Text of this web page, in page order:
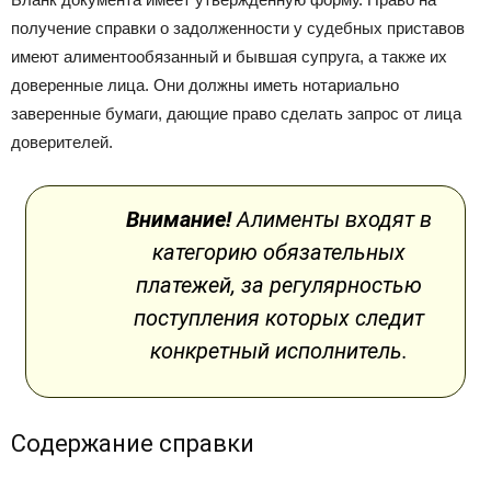
получение справки о задолженности у судебных приставов
имеют алиментообязанный и бывшая супруга, а также их
доверенные лица. Они должны иметь нотариально
заверенные бумаги, дающие право сделать запрос от лица
доверителей.
Внимание!Алименты входят в
категорию обязательных
платежей, за регулярностью
поступления которых следит
конкретный исполнитель.
Содержание справки